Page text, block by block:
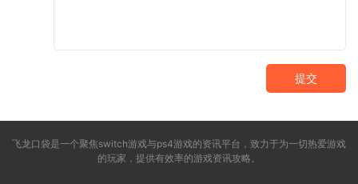
提交
飞龙口袋是一个聚焦switch游戏与ps4游戏的资讯平台，致力于为一切热爱游戏
的玩家，提供有效率的游戏资讯攻略。